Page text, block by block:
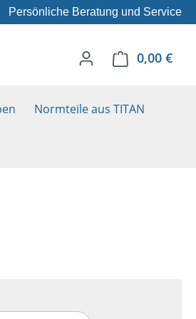
Persönliche Beratung und Service
0,00 €
Normteile aus TITAN